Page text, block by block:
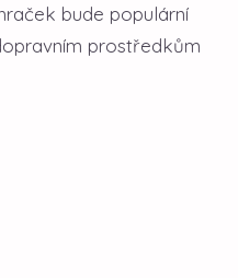
bude populární
prostředkům